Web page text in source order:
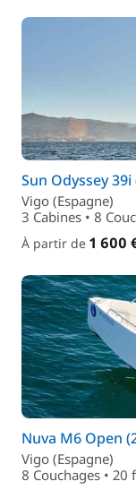
Sun Odyssey 39i
Vigo (Espagne)
3 Cabines • 8
À partir de 1 600
Nuva M6 Open
Vigo (Espagne)
8 Couchages • 20